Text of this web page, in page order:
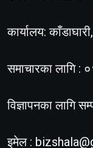
कार्यालय:
समाचारका लागि
विज्ञापनका
इमेल :